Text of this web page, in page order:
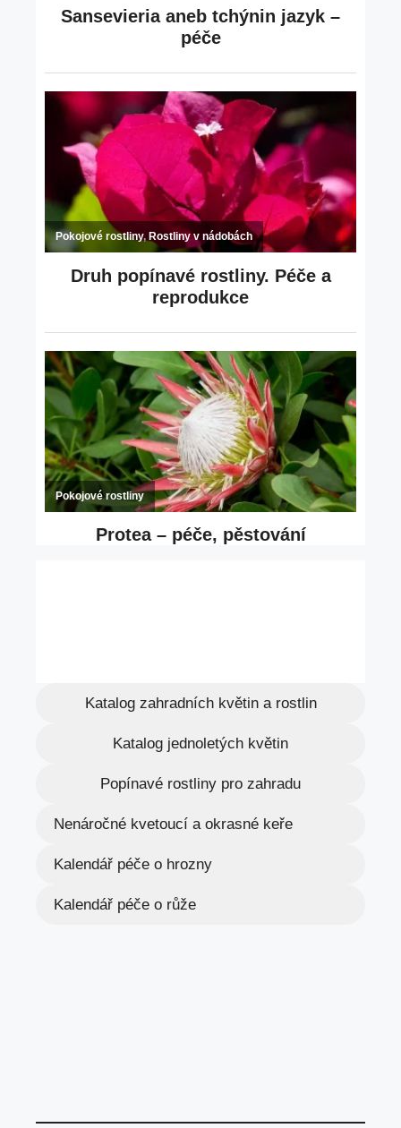
Katalog zahradních květin a rostlin
Katalog jednoletých květin
Popínavé rostliny pro zahradu
Nenáročné kvetoucí a okrasné keře
Kalendář péče o hrozny
Kalendář péče o růže